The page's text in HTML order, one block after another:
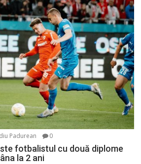
Padurean 0
fotbalistul cu două diplome
la 2 ani